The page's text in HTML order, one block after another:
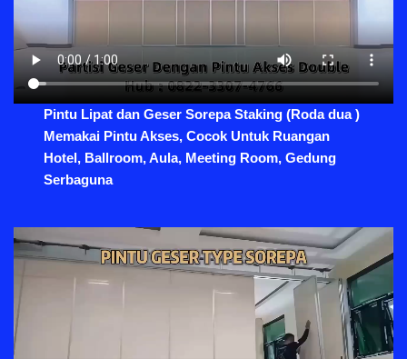
Pintu Lipat dan Geser Sorepa Staking (Roda dua )
Memakai Pintu Akses, Cocok Untuk Ruangan
Hotel, Ballroom, Aula, Meeting Room, Gedung
Serbaguna